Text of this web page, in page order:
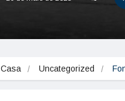
Casa Uncategorized